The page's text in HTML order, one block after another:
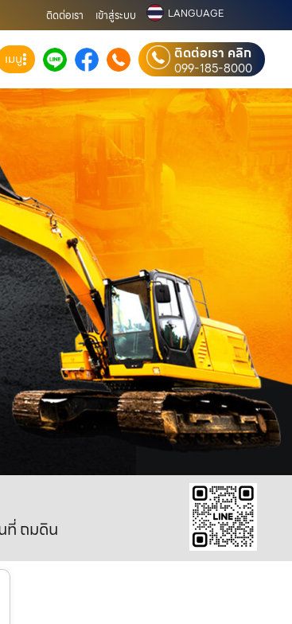
ติดต่อเรา เข้าสู่ระบบ LANGUAGE
เมนู ติดต่อเรา คลิก
099-185-8000
ที่ ถมดิน